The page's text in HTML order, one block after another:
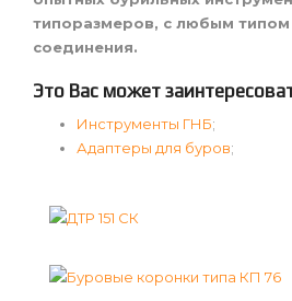
типоразмеров, с любым типом
соединения.
Это Вас может
Инструменты ГНБ;
Адаптеры для буров;